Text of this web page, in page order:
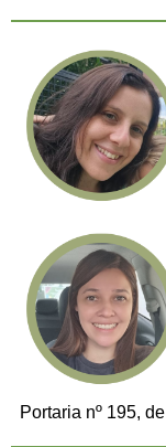
Portaria nº 195,